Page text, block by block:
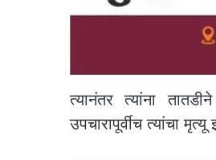
त्यानंतर त्यांना
उपचारापूर्वीच त्यांचा